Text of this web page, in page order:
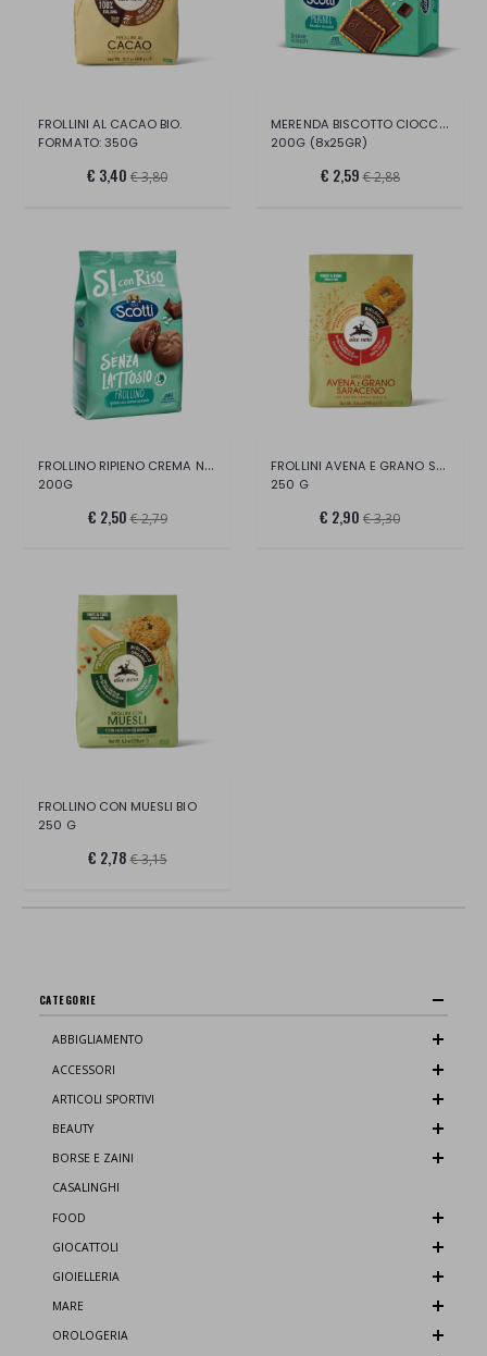
FROLLINI AL CACAO BIO.
FORMATO: 350G
€ 3,40 € 3,80
MERENDA BISCOTTO CIOCCOLATO
200G (8x25GR)
€ 2,59 € 2,88
FROLLINO RIPIENO CREMA NOCCIOLA
200G
€ 2,50 € 2,79
FROLLINI AVENA E GRANO SARACENO BIO
250 G
€ 2,90 € 3,30
FROLLINO CON MUESLI BIO
250 G
€ 2,78 € 3,15
CATEGORIE
ABBIGLIAMENTO
ACCESSORI
ARTICOLI SPORTIVI
BEAUTY
BORSE E ZAINI
CASALINGHI
FOOD
GIOCATTOLI
GIOIELLERIA
MARE
OROLOGERIA